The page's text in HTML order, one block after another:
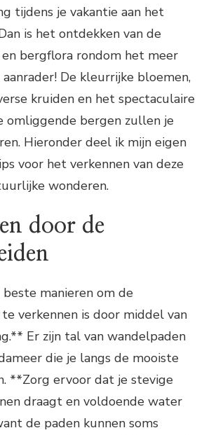
tijdens je vakantie aan het
is het ontdekken van de
bergflora rondom het meer
De kleurrijke bloemen,
kruiden en het spectaculaire
omliggende bergen zullen je
Hieronder deel ik mijn eigen
voor het verkennen van deze
wonderen.
door de
manieren om de
verkennen is door middel van
Er zijn tal van wandelpaden
die je langs de mooiste
**Zorg ervoor dat je stevige
draagt en voldoende water
de paden kunnen soms